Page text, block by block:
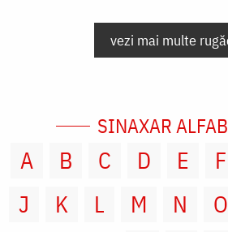
vezi mai multe
SINAXAR
A B C D E F
J
K L M N O